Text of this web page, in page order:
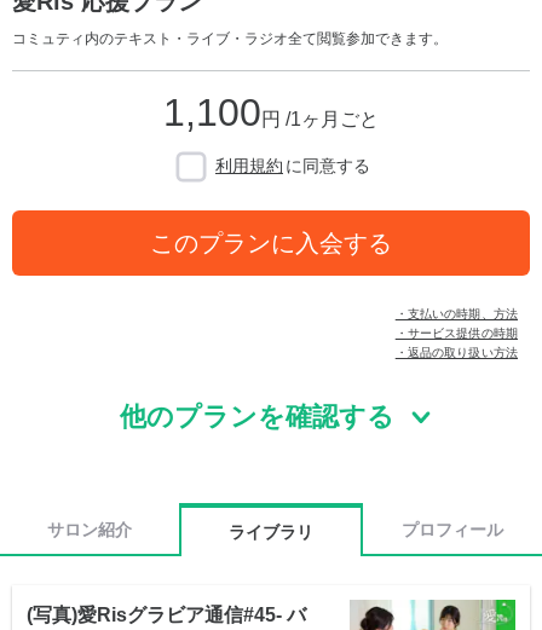
コミュティ内のテキスト・ライブ・ラジオ全て閲覧参加できます。
1,100円 /1ヶ月ごと
利用規約 に同意する
このプランに入会する
・支払いの時期、方法
・サービス提供の時期
・返品の取り扱い方法
他のプランを確認する
サロン紹介 ライブラリ プロフィール
(写真)愛Risグラビア通信#45- バ